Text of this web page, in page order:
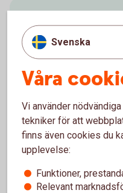
Skaffa e-
ungdomar
Du öppnar enkelt e-
internetbanken eller
Sparkonton
Svenska
Våra
Vi använder
tekniker för att
finns även cookies du
upplevelse:
Funktioner,
Relevant